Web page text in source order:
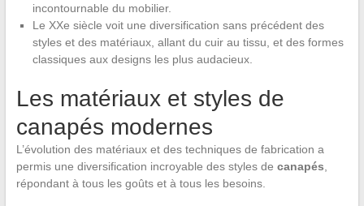
incontournable du mobilier.
Le XXe siècle voit une diversification sans précédent des
styles et des matériaux, allant du cuir au tissu, et des formes
classiques aux designs les plus audacieux.
Les matériaux et styles de
canapés modernes
L’évolution des matériaux et des techniques de fabrication a
permis une diversification incroyable des styles de canapés
répondant à tous les goûts et à tous les besoins.